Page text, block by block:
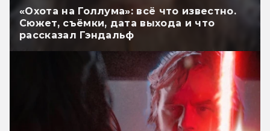
«Охота на Голлума»: всё что известно.
Сюжет, съёмки, дата выхода и что
рассказал Гэндальф